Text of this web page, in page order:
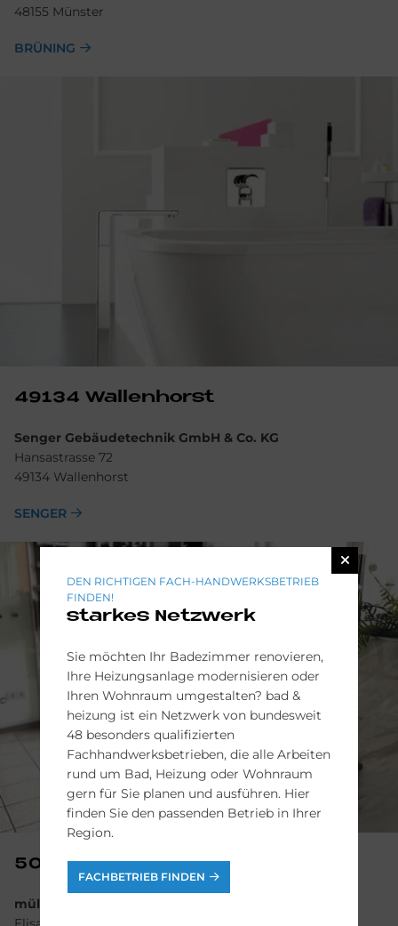
48155 Münster
BRÜNING
49134 Wal­len­horst
Senger Gebäudetechnik GmbH & Co. KG
Hansastrasse 72
49134 Wallenhorst
SENGER
50226 Fre­chen
müller + sohn bad + heizung GmbH
DEN RICHTIGEN FACH-HANDWERKSBETRIEB
FINDEN!
starkes Netzwerk
Sie möchten Ihr Badezimmer renovieren,
Ihre Heizungsanlage modernisieren oder
Ihren Wohnraum umgestalten? bad &
heizung ist ein Netzwerk von bundesweit
48 besonders qualifizierten
Fachhandwerksbetrieben, die alle Arbeiten
rund um Bad, Heizung oder Wohnraum
gern für Sie planen und ausführen. Hier
finden Sie den passenden Betrieb in Ihrer
Region.
FACHBETRIEB FINDEN